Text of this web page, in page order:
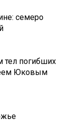
семеро
тел погибших
Юковым